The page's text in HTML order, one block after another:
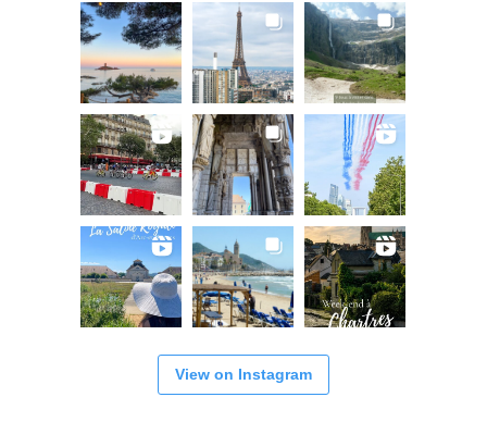
View on Instagram